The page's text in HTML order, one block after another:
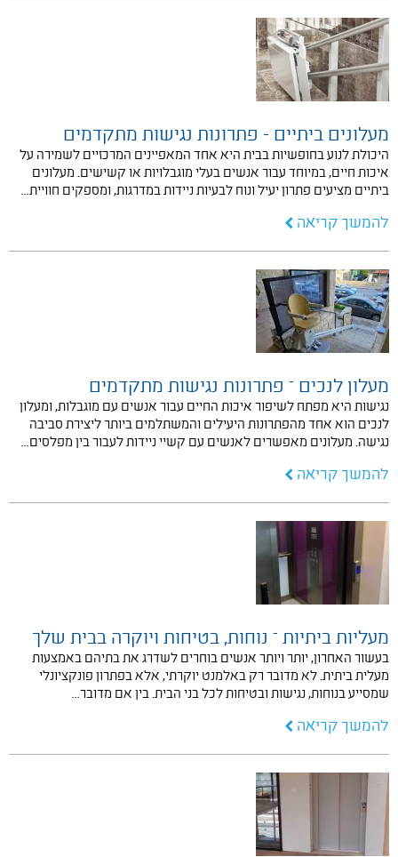
מעלונים ביתיים - פתרונות נגישות מתקדמים
היכולת לנוע בחופשיות בבית היא אחד המאפיינים המרכזיים לשמירה על
איכות חיים, במיוחד עבור אנשים בעלי מוגבלויות או קשישים. מעלונים
ביתיים מציעים פתרון יעיל ונוח לבעיות ניידות במדרגות, ומספקים חוויית…
להמשך קריאה
מעלון לנכים – פתרונות נגישות מתקדמים
נגישות היא מפתח לשיפור איכות החיים עבור אנשים עם מוגבלות, ומעלון
לנכים הוא אחד מהפתרונות היעילים והמשתלמים ביותר ליצירת סביבה
נגישה. מעלונים מאפשרים לאנשים עם קשיי ניידות לעבור בין מפלסים…
להמשך קריאה
מעליות ביתיות – נוחות, בטיחות ויוקרה בבית שלך
בעשור האחרון, יותר ויותר אנשים בוחרים לשדרג את בתיהם באמצעות
מעלית ביתית. לא מדובר רק באלמנט יוקרתי, אלא בפתרון פונקציונלי
שמסייע בנוחות, נגישות ובטיחות לכל בני הבית. בין אם מדובר…
להמשך קריאה